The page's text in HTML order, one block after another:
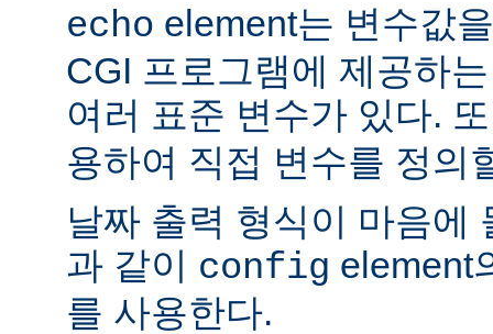
echo element는 변수값
CGI 프로그램에 제공하
여러 표준 변수가 있다.
용하여 직접 변수를 정의
날짜 출력 형식이 마음에
과 같이 config element
를 사용한다.